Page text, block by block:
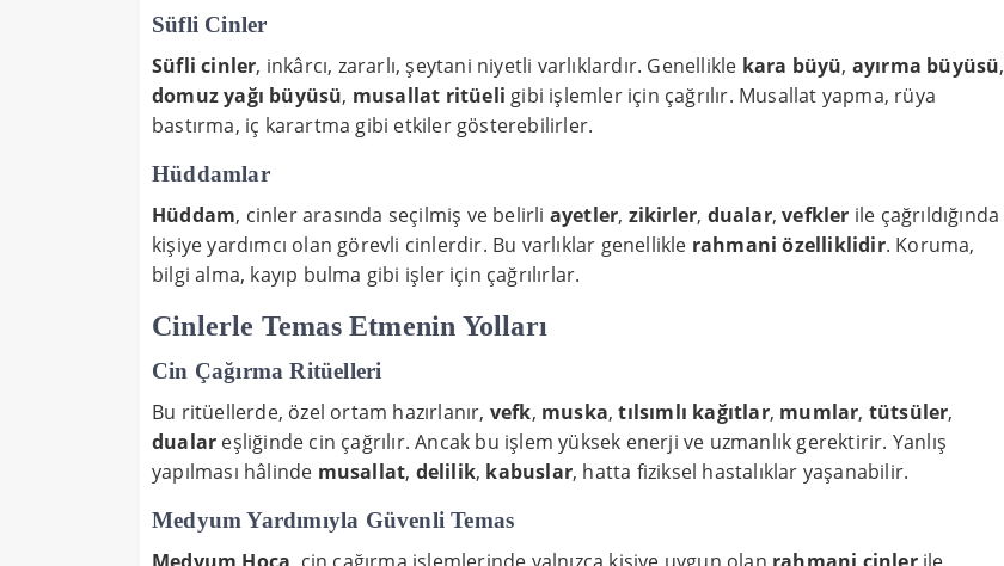
Süfli Cinler
Süfli cinler, inkârcı, zararlı, şeytani niyetli varlıklardır. Genellikle kara büyü, ayırma büyüsü,
domuz yağı büyüsü, musallat ritüeli gibi işlemler için çağrılır. Musallat yapma, rüya
bastırma, iç karartma gibi etkiler gösterebilirler.
Hüddamlar
Hüddam, cinler arasında seçilmiş ve belirli ayetler, zikirler, dualar,vefkler ile çağrıldığında
kişiye yardımcı olan görevli cinlerdir. Bu varlıklar genellikle rahmani özelliklidir. Koruma,
bilgi alma, kayıp bulma gibi işler için çağrılırlar.
Cinlerle Temas Etmenin Yolları
Cin Çağırma Ritüelleri
Bu ritüellerde, özel ortam hazırlanır, vefk, muska,tılsımlı kağıtlar, mumlar, tütsüler,
dualar eşliğinde cin çağrılır. Ancak bu işlem yüksek enerji ve uzmanlık gerektirir. Yanlış
yapılması hâlinde musallat, delilik, kabuslar, hatta fiziksel hastalıklar yaşanabilir.
Medyum Yardımıyla Güvenli Temas